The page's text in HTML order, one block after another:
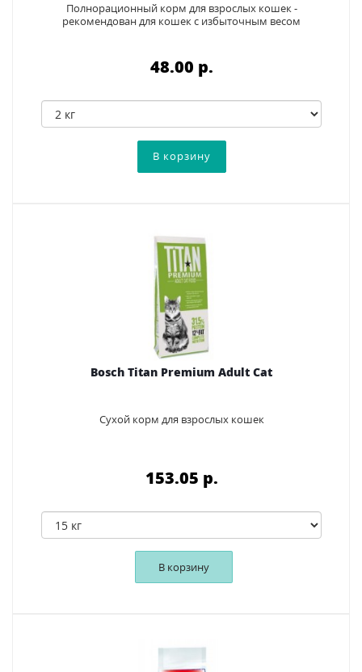
Полнорационный корм для взрослых кошек -
рекомендован для кошек с избыточным весом
48.00 p.
Bosch Titan Premium Adult Cat
Сухой корм для взрослых кошек
153.05 p.
В корзину